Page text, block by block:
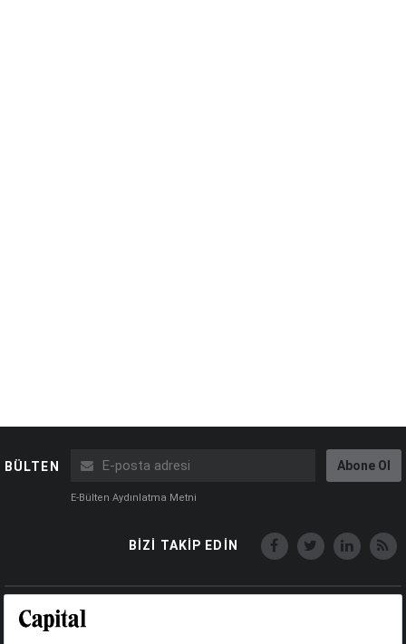
BÜLTEN Abone Ol
E-Bülten Aydınlatma Metni
BİZİ TAKİP EDİN